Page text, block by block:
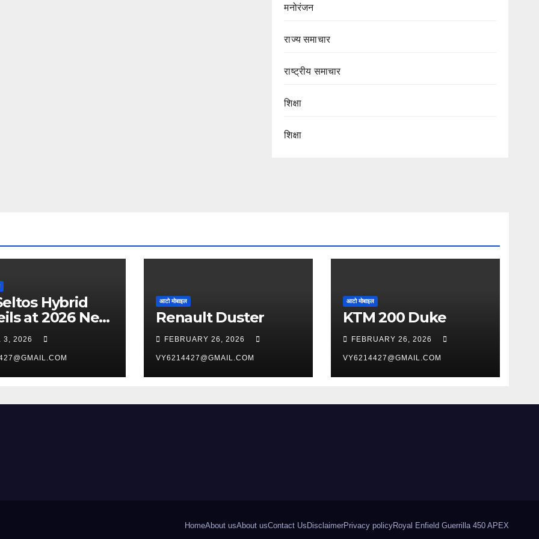
मनोरंजन
राज्य समाचार
राष्ट्रीय समाचार
शिक्षा
शिक्षा
Hybrid
at 2026 New
International
Show
3, 2026
आटो मोबाइल
Renault Duster
FEBRUARY 26, 2026
VY6214427@GMAIL.COM
आटो मोबाइल
KTM 200 Duke
FEBRUARY 26, 2026
VY6214427@GMAIL.COM
HomeAbout usAbout usContact Us DisclaimerPrivacy policyRoyal Enfield Guerrilla 450 APEX